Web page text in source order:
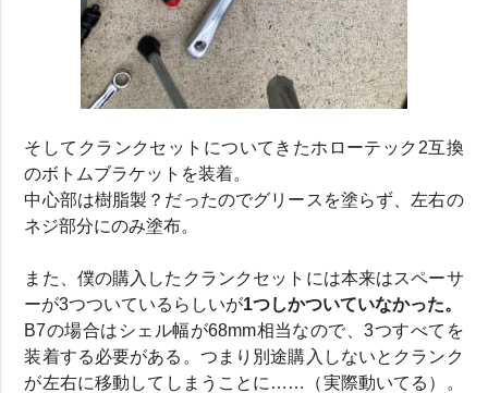
そしてクランクセットについてきたホローテック2互換
のボトムブラケットを装着。
中心部は樹脂製？だったのでグリースを塗らず、左右の
ネジ部分にのみ塗布。
また、僕の購入したクランクセットには本来はスペーサ
ーが3つついているらしいが1つしかついていなかった。
B7の場合はシェル幅が68mm相当なので、3つすべてを
装着する必要がある。つまり別途購入しないとクランク
が左右に移動してしまうことに……（実際動いてる）。